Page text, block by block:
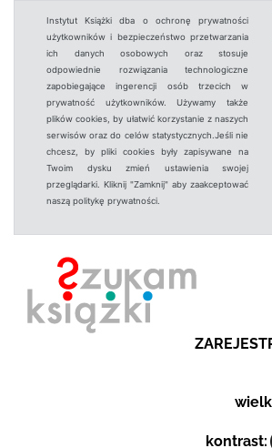
Instytut Książki dba o ochronę prywatności
użytkowników i bezpieczeństwo przetwarzania
ich danych osobowych oraz stosuje
odpowiednie rozwiązania technologiczne
zapobiegające ingerencji osób trzecich w
prywatność użytkowników. Używamy także
plików cookies, by ułatwić korzystanie z naszych
serwisów oraz do celów statystycznych.Jeśli nie
chcesz, by pliki cookies były zapisywane na
Twoim dysku zmień ustawienia swojej
przeglądarki. Kliknij "Zamknij" aby zaakceptować
naszą politykę prywatności.
kontrast: